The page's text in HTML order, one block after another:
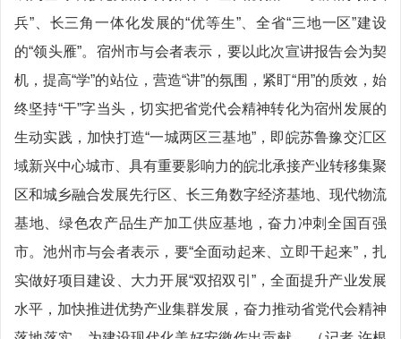
兵”、长三角一体化发展的“优等生”、全省“三地一区”建设
的“领头雁”。宿州市与会者表示，要以此次宣讲报告会为契
机，提高“学”的站位，营造“讲”的氛围，紧盯“用”的质效，始
终坚持“干”字当头，切实把省党代会精神转化为宿州发展的
生动实践，加快打造“一城两区三基地”，即皖苏鲁豫交汇区
域新兴中心城市、具有重要影响力的皖北承接产业转移集聚
区和城乡融合发展先行区、长三角数字经济基地、现代物流
基地、绿色农产品生产加工供应基地，奋力冲刺全国百强
市。池州市与会者表示，要“全面动起来、立即干起来”，扎
实做好项目建设、大力开展“双招双引”，全面提升产业发展
水平，加快推进优势产业集群发展，奋力推动省党代会精神